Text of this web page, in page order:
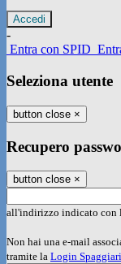
-
Entra con SPID
Seleziona utente
button close ×
Recupero
button close ×
all'indirizzo indicato con
Non hai una e-mail
tramite la Login Spaggiari